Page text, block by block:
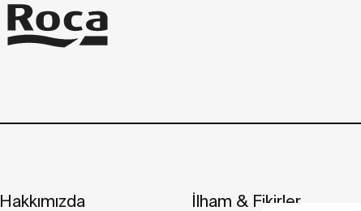
Hakkımızda İlham & Fikirler